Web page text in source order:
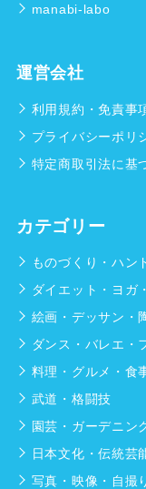
manabi-labo
運営会社
利用規約・免責事
プライバシーポリ
特定商取引法に基
カテゴリー
ものづくり・ハン
ダイエット・ヨガ
絵画・デッサン・
ダンス・バレエ・
料理・グルメ・食
武道・格闘技
園芸・ガーデニン
日本文化・伝統芸
写真・映像・自撮